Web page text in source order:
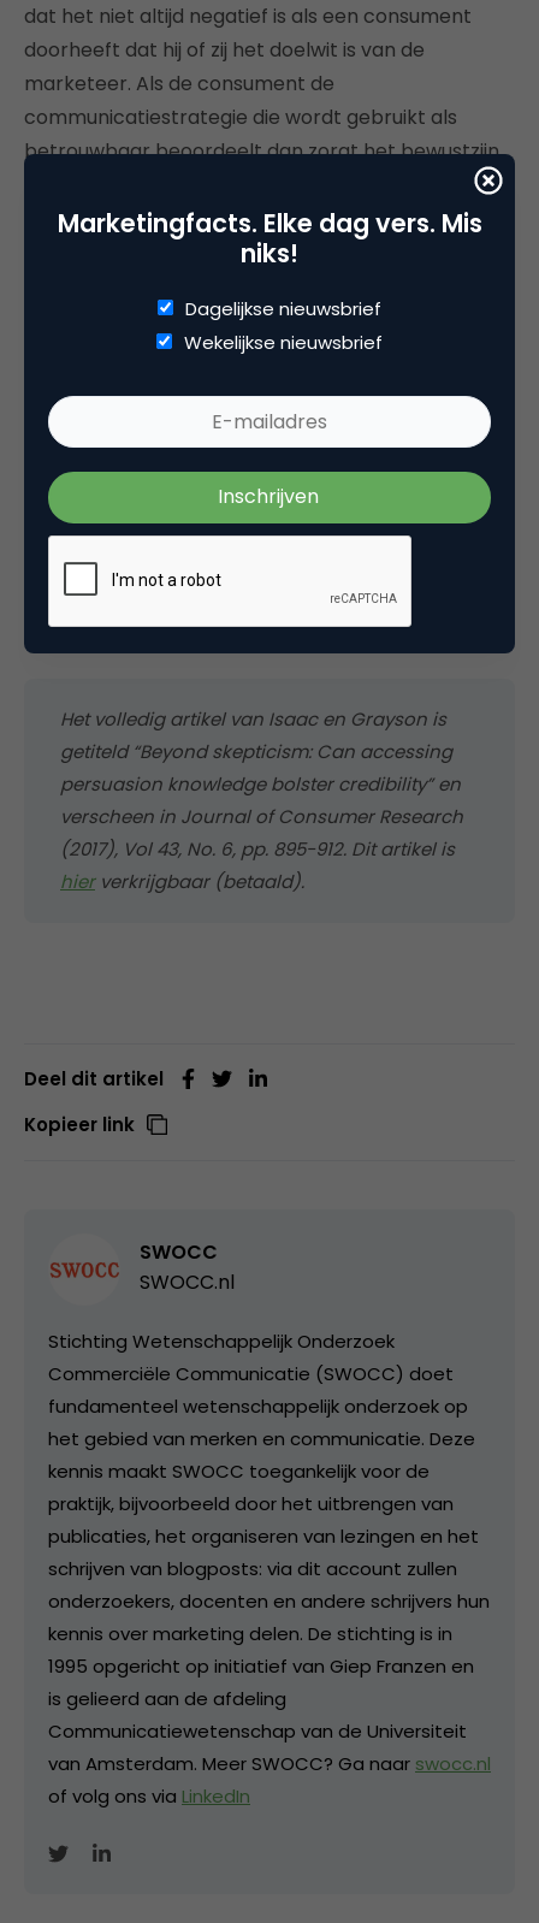
dat het niet altijd negatief is als een consument
doorheeft dat hij of zij het doelwit is van de
marketeer. Als de consument de
communicatiestrategie die wordt gebruikt als
betrouwbaar beoordeelt dan zorgt het bewustzijn
Echter, wanneer een consument door heeft dat hij
die wordt gebruikt onbetrouwbaar vindt dan zal dit
leiden tot scepticisme en negatieve evaluaties. In
antwoord op de consument die reclame-wijs is. In
het bepalen van een
marketingcommunicatiestrategie is het van belang
om te weten a) of de doelgroep de strategie
herkent als een poging om te overtuigen en b) hoe
betrouwbaar de consument deze strategie
Het volledig artikel van Isaac en Grayson is
getiteld “Beyond skepticism: Can accessing
persuasion knowledge bolster credibility” en
verscheen in Journal of Consumer Research
(2017), Vol 43, No. 6, pp. 895-912. Dit artikel is
hierverkrijgbaar (betaald).
Deel dit artikel
Kopieer link
SWOCC
SWOCC.nl
Stichting Wetenschappelijk Onderzoek
Commerciële Communicatie (SWOCC) doet
fundamenteel wetenschappelijk onderzoek op
het gebied van merken en communicatie. Deze
kennis maakt SWOCC toegankelijk voor de
praktijk, bijvoorbeeld door het uitbrengen van
publicaties, het organiseren van lezingen en het
schrijven van blogposts: via dit account zullen
onderzoekers, docenten en andere schrijvers hun
kennis over marketing delen. De stichting is in
1995 opgericht op initiatief van Giep Franzen en
is gelieerd aan de afdeling
Communicatiewetenschap van de Universiteit
van Amsterdam. Meer SWOCC? Ga naar swocc.nl
of volg ons via LinkedIn
Marketingfacts. Elke dag vers. Mis
niks!
Dagelijkse nieuwsbrief
Wekelijkse nieuwsbrief